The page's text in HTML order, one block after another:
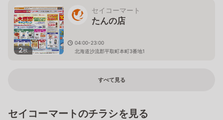
2枚
セイコーマート
たんの店
04:00-23:00
北海道沙流郡平取町本町3番地1
すべて見る
セイコーマートのチラシを見る